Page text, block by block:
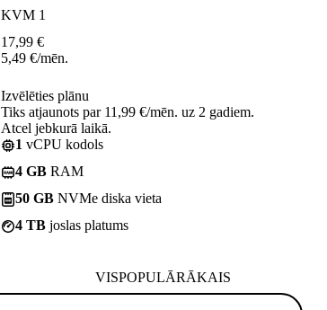
KVM 1
17,99 €
5,49 €/mēn.
Izvēlēties plānu
Tiks atjaunots par 11,99 €/mēn. uz 2 gadiem.
Atcel jebkurā laikā.
1 vCPU kodols
4 GB RAM
50 GB NVMe diska vieta
4 TB joslas platums
VISPOPULĀRĀKAIS